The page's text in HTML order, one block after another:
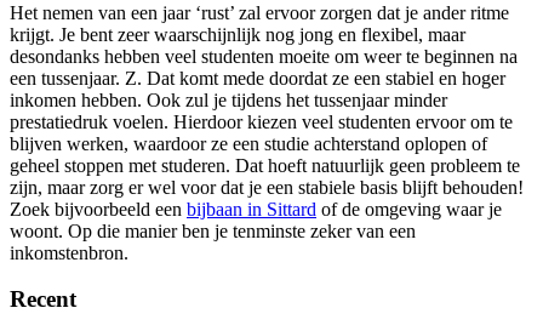
Het nemen van een jaar ‘rust’ zal ervoor zorgen dat je ander ritme
krijgt. Je bent zeer waarschijnlijk nog jong en flexibel, maar
desondanks hebben veel studenten moeite om weer te beginnen na
een tussenjaar. Z. Dat komt mede doordat ze een stabiel en hoger
inkomen hebben. Ook zul je tijdens het tussenjaar minder
prestatiedruk voelen. Hierdoor kiezen veel studenten ervoor om te
blijven werken, waardoor ze een studie achterstand oplopen of
geheel stoppen met studeren. Dat hoeft natuurlijk geen probleem te
zijn, maar zorg er wel voor dat je een stabiele basis blijft behouden!
Zoek bijvoorbeeld een bijbaan in Sittard of de omgeving waar je
woont. Op die manier ben je tenminste zeker van een
inkomstenbron.
Recent